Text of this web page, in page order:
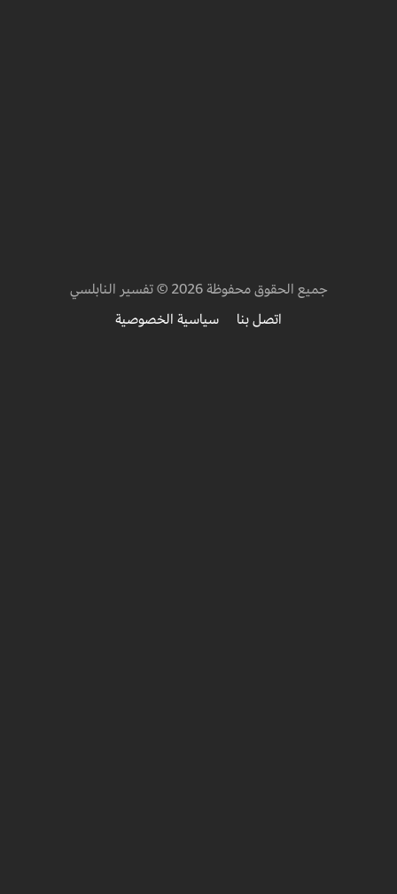
جميع الحقوق محفوظة 2026 © تفسير النابلسي
اتصل بنا
سياسية الخصوصية